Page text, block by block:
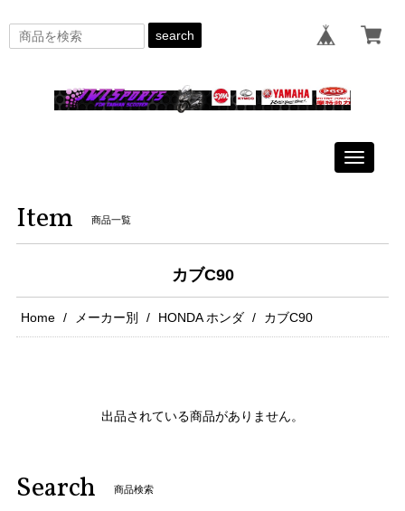
search
Toggle
Item 商品一覧
カブC90
Home メーカー別 HONDA ホンダ カブC90
出品されている商品がありません。
Search 商品検索